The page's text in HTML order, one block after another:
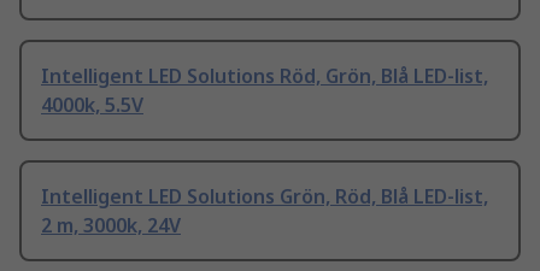
Intelligent LED Solutions Röd, Grön, Blå LED-list,
4000k, 5.5V
Intelligent LED Solutions Grön, Röd, Blå LED-list,
2 m, 3000k, 24V